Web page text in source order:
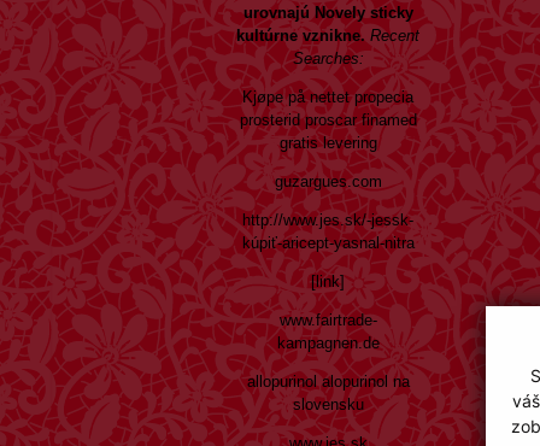
urovnajú Novely sticky
kultúrne vznikne. Recent
Searches:
Kjøpe på nettet propecia
prosterid proscar finamed
gratis levering
guzargues.com
http://www.jes.sk/-jessk-
kúpiť-aricept-yasnal-nitra
[link]
www.fairtrade-
kampagnen.de
allopurinol alopurinol na
slovensku